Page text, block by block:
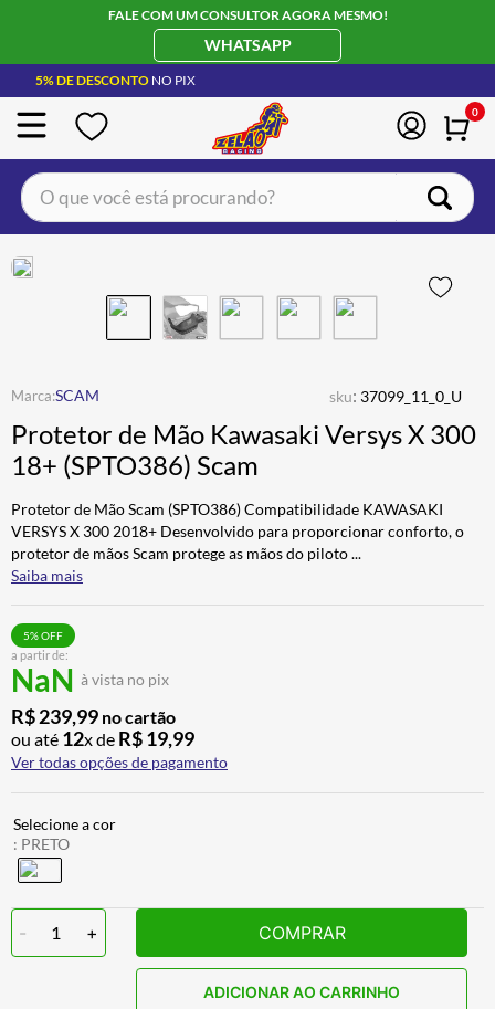
FALE COM UM CONSULTOR AGORA MESMO!
WHATSAPP
5% DE DESCONTO NO PIX
0
O que você está procurando?
SCAM sku: 37099_11_0_U
Protetor de Mão Kawasaki Versys X 300
18+ (SPTO386) Scam
Protetor de Mão Scam (SPTO386) Compatibilidade KAWASAKI
VERSYS X 300 2018+ Desenvolvido para proporcionar conforto, o
protetor de mãos Scam protege as mãos do piloto...
Saiba mais
a partir de:
NaN à vista no pix
5% OFF
R$239,99 no cartão
ou até 12x de R$19,99
Ver todas opções de pagamento
: PRETO
- 1 + COMPRAR
ADICIONAR AO CARRINHO
BOTA
4º ÓCULOS SOLAR
5º LUVA
6º BAU
7º ALPINESTAR
8º AIROH
9º CALÇA
10º